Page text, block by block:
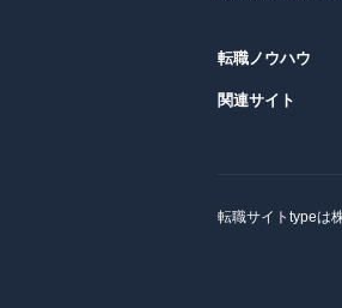
転職ノウハウ
関連サイト
転職サイトtypeは